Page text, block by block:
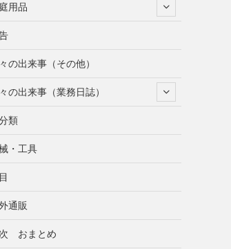
用品
の出来事（その他）
の出来事（業務日誌）
類
・工具
通販
おまとめ